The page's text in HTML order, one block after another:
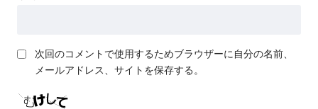
次回のコメントで使用するためブラウザーに自分の名前、
メールアドレス、サイトを保存する。